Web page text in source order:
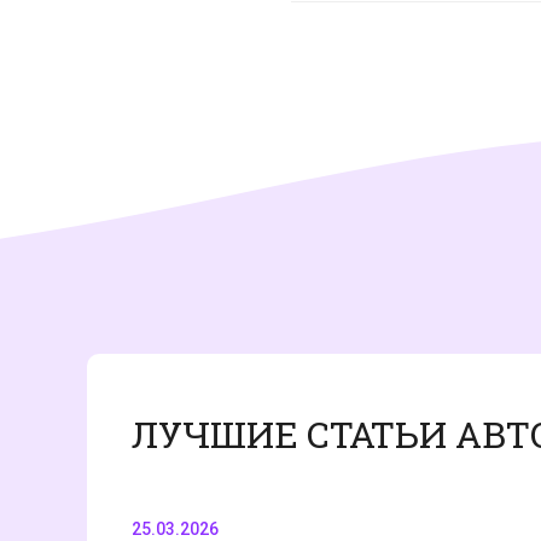
ЛУЧШИЕ СТАТЬИ
25.03.2026